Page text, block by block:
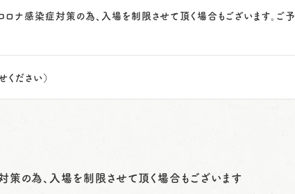
感染症対策の為、入場を制限させて頂く場合もございます。ご予
ださい）
の為、入場を制限させて頂く場合もございます